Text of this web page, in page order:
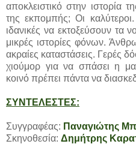
αποκλειστικό στην ιστορία
της εκπομπής; Οι καλύτεροι.
ιδανικές να εκτοξεύσουν τα
μικρές ιστορίες φόνων.
ακραίες καταστάσεις. Γερές
χιούμορ για να σπάσει η
κοινό πρέπει πάντα να
ΣΥΝΤΕΛΕΣΤΕΣ:
Συγγραφέας: Παναγιώτης
Σκηνοθεσία: Δημήτρης